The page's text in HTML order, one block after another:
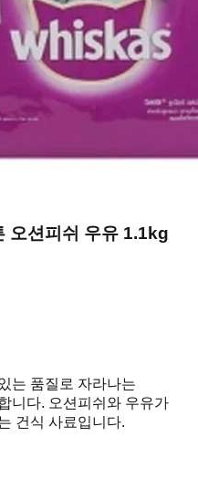
오션피쉬 우유 1.1kg
는 품질로 자라나는
니다. 오션피쉬와 우유가
건식 사료입니다.